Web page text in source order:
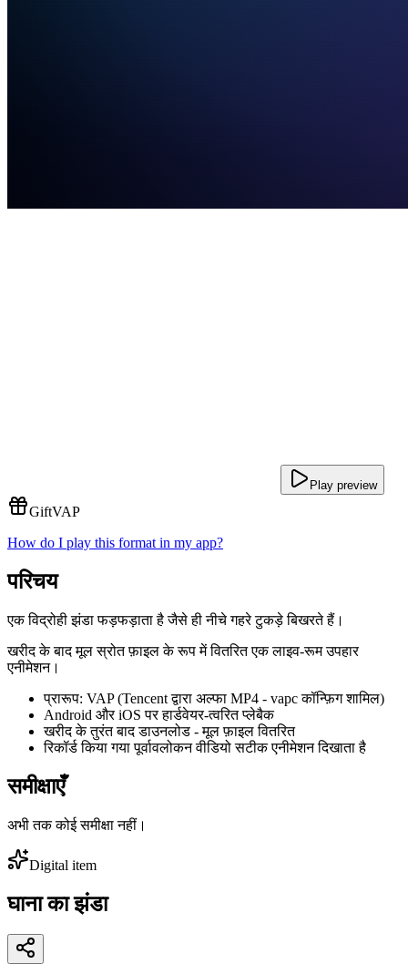
Play preview
GiftVAP
How do I play this format in my app?
परिचय
एक विद्रोही झंडा फड़फड़ाता है जैसे ही नीचे गहरे टुकड़े बिखरते हैं।
खरीद के बाद मूल स्रोत फ़ाइल के रूप में वितरित एक लाइव-रूम उपहार
एनीमेशन।
प्रारूप: VAP (Tencent द्वारा अल्फा MP4 - vapc कॉन्फ़िग शामिल)
Android और iOS पर हार्डवेयर-त्वरित प्लेबैक
खरीद के तुरंत बाद डाउनलोड - मूल फ़ाइल वितरित
रिकॉर्ड किया गया पूर्वावलोकन वीडियो सटीक एनीमेशन दिखाता है
समीक्षाएँ
अभी तक कोई समीक्षा नहीं।
Digital item
घाना का झंडा